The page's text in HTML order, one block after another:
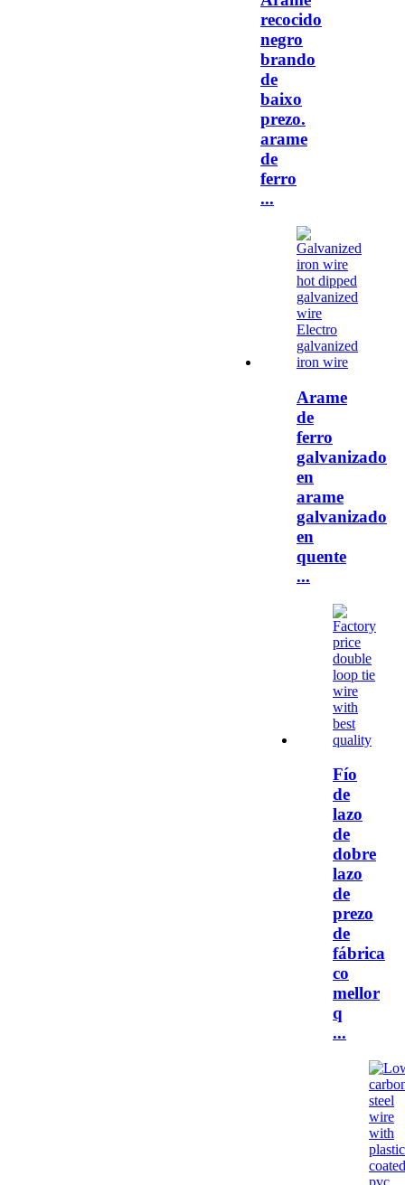
recocido
negro
brando
de
baixo
prezo.
arame
de
ferro
...
Arame
de
ferro
galvanizado
en
arame
galvanizado
en
quente
...
Fío
de
lazo
de
dobre
lazo
de
prezo
de
fábrica
co
mellor
q
...